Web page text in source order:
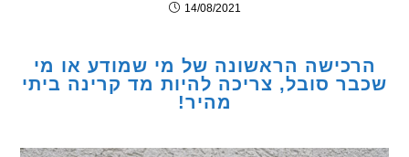
14/08/2021
הראשונה של מי שמודע או מי
סובל, צריכה להיות מד קרינה ביתי
מהיר!